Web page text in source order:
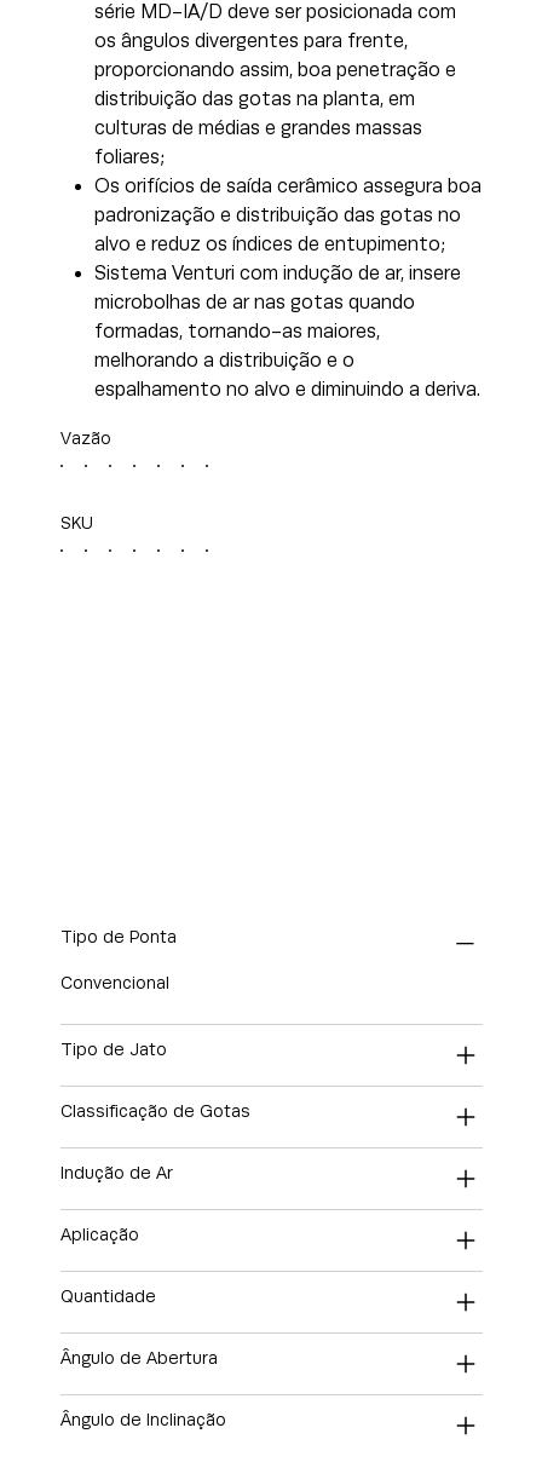
série MD-IA/D deve ser posicionada com
os ângulos divergentes para frente,
proporcionando assim, boa penetração e
distribuição das gotas na planta, em
culturas de médias e grandes massas
foliares;
Os orifícios de saída cerâmico assegura boa
padronização e distribuição das gotas no
alvo e reduz os índices de entupimento;
Sistema Venturi com indução de ar, insere
microbolhas de ar nas gotas quando
formadas, tornando-as maiores,
melhorando a distribuição e o
espalhamento no alvo e diminuindo a deriva.
Vazão
SKU
Tipo de Ponta
Convencional
Tipo de Jato
Classificação de Gotas
Indução de Ar
Aplicação
Quantidade
Ângulo de Abertura
Ângulo de Inclinação